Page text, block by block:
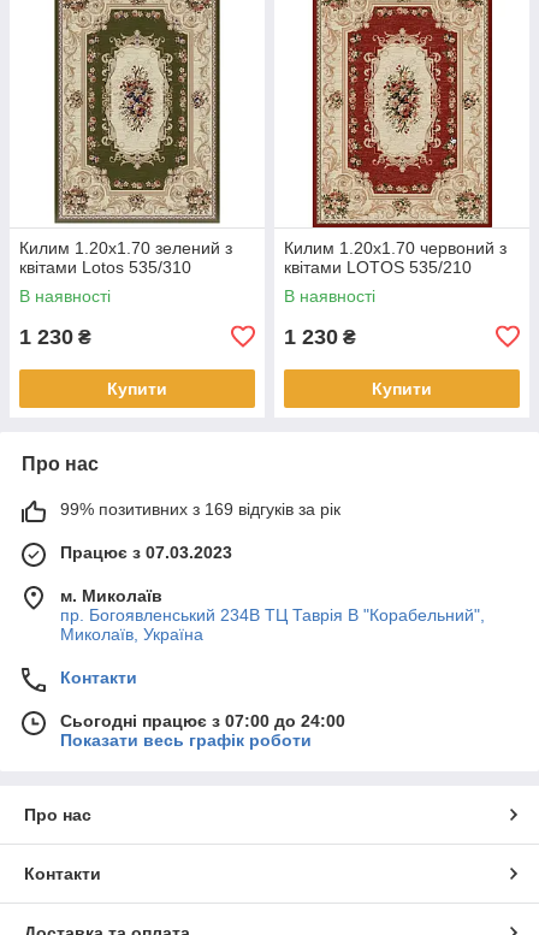
Килим 1.20х1.70 зелений з
квітами Lotos 535/310
В наявності
1 230 ₴
Купити
Килим 1.20х1.70 червоний з
квітами LOTOS 535/210
В наявності
1 230 ₴
Купити
Про нас
99% позитивних з 169 відгуків за рік
Працює з 07.03.2023
м. Миколаїв
пр. Богоявленський 234В ТЦ Таврія В "Корабельний",
Миколаїв, Україна
Контакти
Сьогодні працює з 07:00 до 24:00
Показати весь графік роботи
Про нас
Контакти